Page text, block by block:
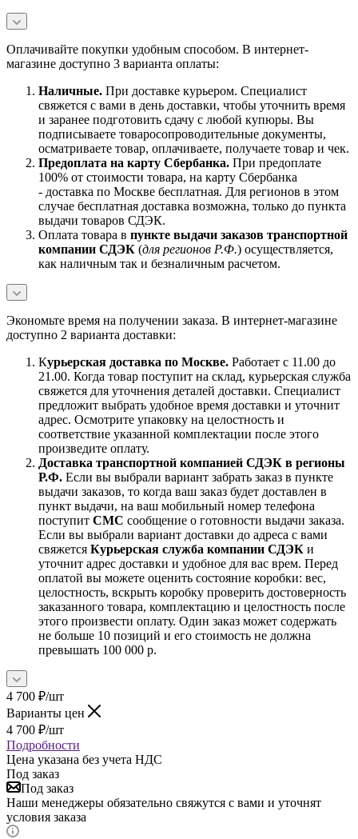
Оплачивайте покупки удобным способом. В интернет-
магазине доступно 3 варианта оплаты:
Наличные. При доставке курьером. Специалист
свяжется с вами в день доставки, чтобы уточнить время
и заранее подготовить сдачу с любой купюры. Вы
подписываете товаросопроводительные документы,
осматриваете товар, оплачиваете, получаете товар и чек.
Предоплата на карту Сбербанка. При предоплате
100% от стоимости товара, на карту Сбербанка
- доставка по Москве бесплатная. Для регионов в этом
случае бесплатная доставка возможна, только до пункта
выдачи товаров СДЭК.
Оплата товара в пункте выдачи заказов транспортной
компании СДЭК (для регионов Р.Ф.) осуществляется,
как наличным так и безналичным расчетом.
Экономьте время на получении заказа. В интернет-магазине
доступно 2 варианта доставки:
Курьерская доставка по Москве. Работает с 11.00 до
21.00. Когда товар поступит на склад, курьерская служба
свяжется для уточнения деталей доставки. Специалист
предложит выбрать удобное время доставки и уточнит
адрес. Осмотрите упаковку на целостность и
соответствие указанной комплектации после этого
произведите оплату.
Доставка транспортной компанией СДЭК в регионы
Р.Ф. Если вы выбрали вариант забрать заказ в пункте
выдачи заказов, то когда ваш заказ будет доставлен в
пункт выдачи, на ваш мобильный номер телефона
поступит СМС сообщение о готовности выдачи заказа.
Если вы выбрали вариант доставки до адреса с вами
свяжется Курьерская служба компании СДЭК и
уточнит адрес доставки и удобное для вас врем. Перед
оплатой вы можете оценить состояние коробки: вес,
целостность, вскрыть коробку проверить достоверность
заказанного товара, комплектацию и целостность после
этого произвести оплату. Один заказ может содержать
не больше 10 позиций и его стоимость не должна
превышать 100 000 р.
4 700 ₽/шт
Варианты цен
4 700 ₽/шт
Подробности
Цена указана без учета НДС
Под заказ
Под заказ
Наши менеджеры обязательно свяжутся с вами и уточнят
условия заказа